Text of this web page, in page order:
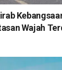
Wajah